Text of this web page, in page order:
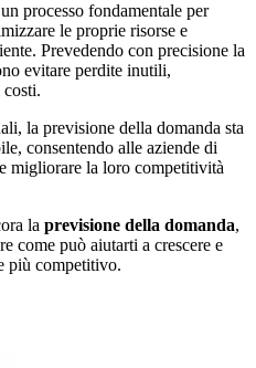
processo fondamentale per
le proprie risorse e
Prevedendo con precisione la
evitare perdite inutili,
la previsione della domanda sta
consentendo alle aziende di
migliorare la loro competitività
la previsione della domanda,
come può aiutarti a crescere e
più competitivo.